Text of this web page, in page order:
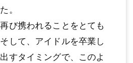
。
び携われることをとても
して、アイドルを卒業し
すタイミングで、このよ